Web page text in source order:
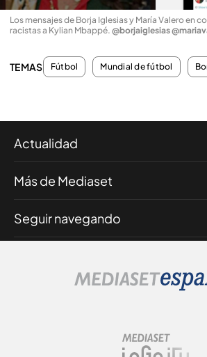
Los mensajes de Borja Iglesias y María Valero en
racistas a Kylian Mbappé. @borjaiglesias
TEMAS Fútbol Mundial de fútbol
Actualidad
Más de Mediaset
Seguir navegando